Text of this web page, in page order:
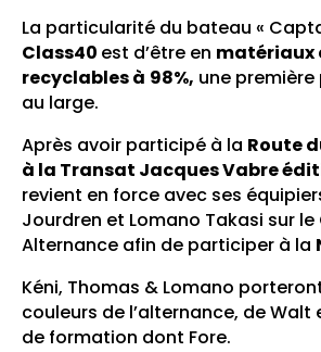
La particularité du bateau «
Class40 est d’être en matériaux
recyclables à 98%, une
au large.
Après avoir participé à la Route
à la Transat Jacques Vabre
revient en force avec ses
Jourdren et Lomano Takasi sur
Alternance afin de participer à la
Kéni, Thomas & Lomano
couleurs de l’alternance, de Walt
de formation dont Fore.